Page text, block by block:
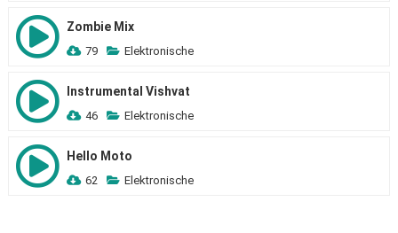
Zombie Mix
79 Elektronische
Instrumental Vishvat
46 Elektronische
Hello Moto
62 Elektronische